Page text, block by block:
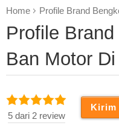
Home Profile Brand
Profile Brand
Ban Motor Di
5 dari 2 review